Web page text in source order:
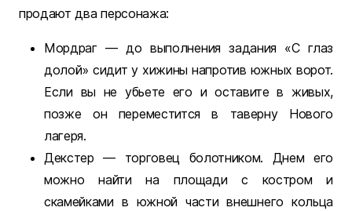
продают два персонажа:
Мордраг — до выполнения задания «С глаз
долой» сидит у хижины напротив южных ворот.
Если вы не убьете его и оставите в живых,
позже он переместится в таверну Нового
лагеря.
Декстер — торговец болотником. Днем его
можно найти на площади с костром и
скамейками в южной части внешнего кольца